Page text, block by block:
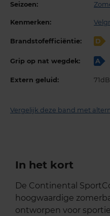
Seizoen:
Kenmerken:
Brandstofefficiëntie: D
Grip op nat wegdek: A
Extern geluid: 71dB
Vergelijk deze band met
In het kort
De Continental
hoogwaardige
ontworpen voor